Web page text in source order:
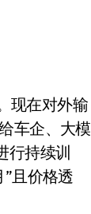
现在对外输
车企、大模
行持续训
且价格透